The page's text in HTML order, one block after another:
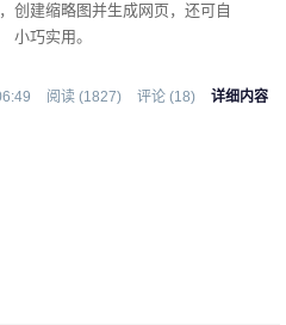
创建缩略图并生成网页，还可自
小巧实用。
阅读 (1827) 评论 (18) 详细内容